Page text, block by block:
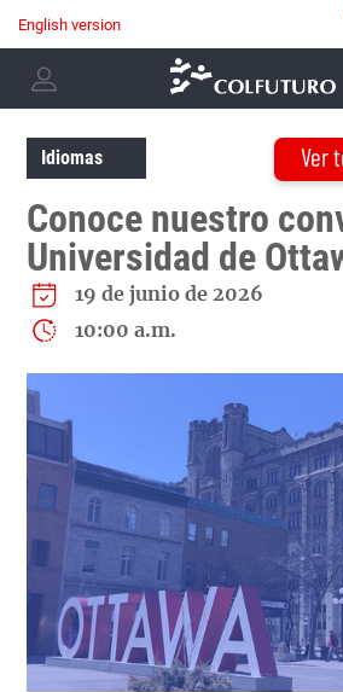
Pasar
contenido
principal
menú
barra
superior
English version
principal
menu
menu
Idiomas Ver
Conoce nuestro
Universidad de
19 de junio de 2026
10:00 a.m.